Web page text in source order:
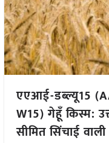
एएआई-डब्ल्यू15
W15) गेहूँ किस्म:
सीमित सिंचाई